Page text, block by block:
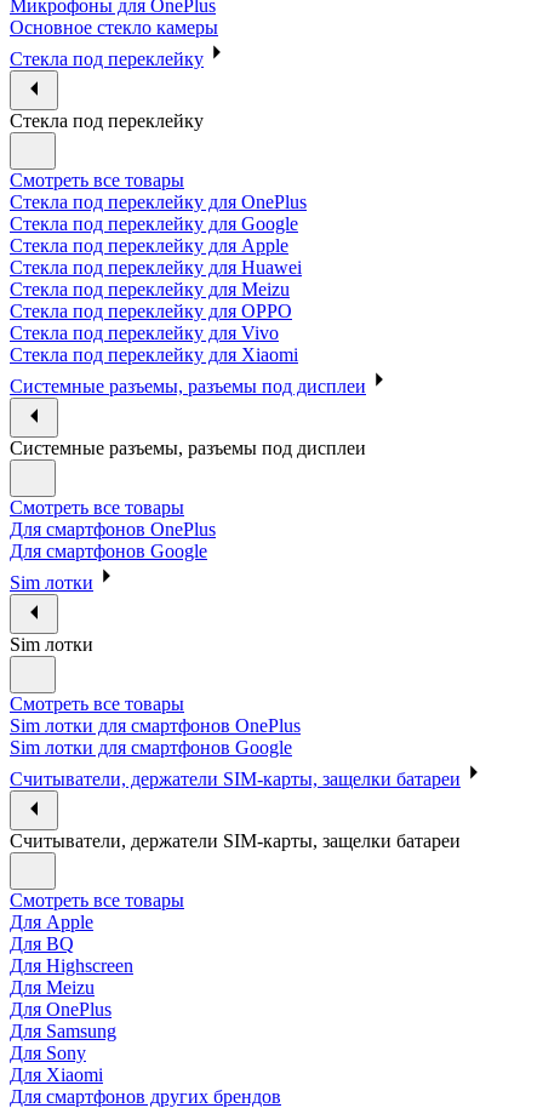
Микрофоны для OnePlus
Основное стекло камеры
Стекла под переклейку
Стекла под переклейку
Смотреть все товары
Стекла под переклейку для OnePlus
Стекла под переклейку для Google
Стекла под переклейку для Apple
Стекла под переклейку для Huawei
Стекла под переклейку для Meizu
Стекла под переклейку для OPPO
Стекла под переклейку для Vivo
Стекла под переклейку для Xiaomi
Системные разъемы, разъемы под дисплеи
Системные разъемы, разъемы под дисплеи
Смотреть все товары
Для смартфонов OnePlus
Для смартфонов Google
Sim лотки
Sim лотки
Смотреть все товары
Sim лотки для смартфонов OnePlus
Sim лотки для смартфонов Google
Считыватели, держатели SIM-карты, защелки батареи
Считыватели, держатели SIM-карты, защелки батареи
Смотреть все товары
Для Apple
Для BQ
Для Highscreen
Для Meizu
Для OnePlus
Для Samsung
Для Sony
Для Xiaomi
Для смартфонов других брендов